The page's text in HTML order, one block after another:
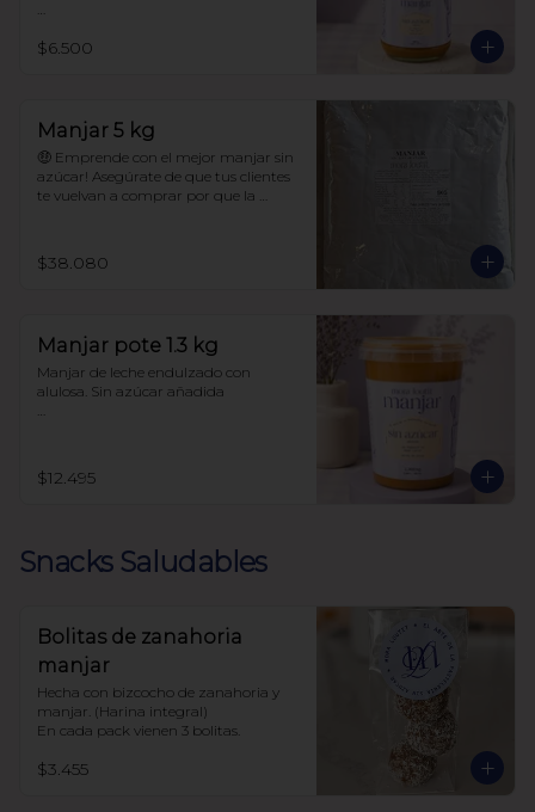
Sin polioles
Frasco 380 gr
$6.500
Manjar 5 kg
🤑 Emprende con el mejor manjar sin
azúcar! Asegúrate de que tus clientes
te vuelvan a comprar por que la
Sin maltitol ni polioles.
$38.080
Manjar pote 1.3 kg
Manjar de leche endulzado con
alulosa. Sin azúcar añadida
99.9% endulzado con alulosa
$12.495
Snacks Saludables
Bolitas de zanahoria
manjar
Hecha con bizcocho de zanahoria y
manjar. (Harina integral)
En cada pack vienen 3 bolitas.
$3.455